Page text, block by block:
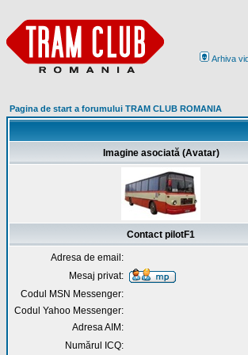
Arhiva
Pagina de start a forumului TRAM CLUB ROMANIA
Imagine asociată (Avatar)
Contact pilotF1
Adresa de email:
Mesaj privat:
Codul MSN Messenger:
Codul Yahoo Messenger:
Adresa AIM:
Numărul ICQ: